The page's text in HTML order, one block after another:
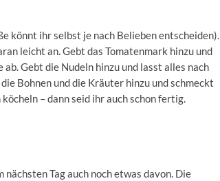
könnt ihr selbst je nach Belieben entscheiden).
leicht an. Gebt das Tomatenmark hinzu und
Gebt die Nudeln hinzu und lasst alles nach
Bohnen und die Kräuter hinzu und schmeckt
– dann seid ihr auch schon fertig.
Tag auch noch etwas davon. Die